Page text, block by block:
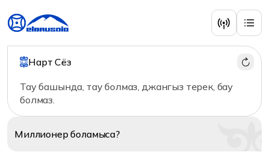
Нарт Сёз
Тау башында, тау болмаз, джангыз терек, бау
болмаз.
Миллионерболамыса?